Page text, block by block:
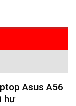
Asus A56
hư